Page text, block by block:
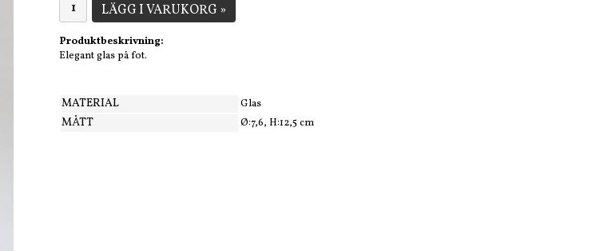
LÄGG I VARUKORG »
Produktbeskrivning:
Elegant glas på fot.
MATERIAL Glas
MÅTT Ø:7,6, H:12,5 cm